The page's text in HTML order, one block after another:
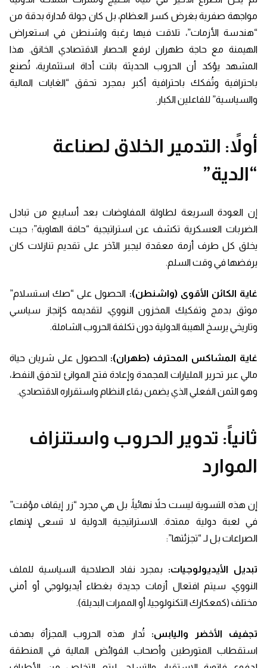
مواجهة صفرية بغرض كسر العظام، بل كان جولة مُدارة بدقة من
“هندسة الأزمات”، تلاقت فيها رغبة واشنطن في استعراض
الهيمنة مع حاجة طهران لرفع الحصار الاقتصادي الخانق. هذا
المشهد يؤكد أن الحروب الحديثة باتت أداة استثمارية، تُصنع
باحترافية وتُفكك باحترافية أكبر بمجرد تحقق “الغايات المالية
والسياسية” للفاعلين الكبار.
أولاً: التدمير الخلاق لصناعة
“الدية”
إن العودة السريعة لطاولة المفاوضات بعد أسابيع من تبادل
الضربات العسكرية تكشف عن استراتيجية “حافة الهاوية”؛ حيث
يخلق كل طرف أزمة معقدة ليجبر الآخر على تقديم تنازلات كان
يرفضها في وقت السلم.
غاية الكائن الأقوى (واشنطن): الحصول على “صك استسلام”
موثق بدمج وتفكيك المخزون النووي، لتقديمه كإنجاز سياسي
وتاريخي يرسخ الهيبة الدولية دون تكلفة الحروب الشاملة.
غاية المشاكس المحترف (طهران): الحصول على شريان حياة
مالي عبر تحرير المليارات المجمدة وإعادة فتح الموانئ لتدفق النفط،
وهو الثمن الفعلي الذي يضمن بقاء النظام واستقراره الاقتصادي.
ثانياً: تدوير الحروب واستنزاف
الموارد
إن هذه التسوية ليست حلاً نهائياً، بل هي مجرد “زر إيقاف مؤقت”
في لعبة دولية ممتدة. الاستراتيجية الدولية لا تسعى لإنهاء
الصراعات بل لـ “تجزئتها”:
تبديل الأيديولوجيات: بمجرد نفاد الصلاحية السياسية للملف
النووي، سيتم افتعال أزمات جديدة بغطاء أيديولوجي أو أمني
مختلف (كمعكارك التكنولوجيا، أو الممرات البديلة).
تجفيف الأخضر واليابس: تُدار هذه الحروب المجزأة بهدف
استقطاب المتورطين وأصحاب الفوائض المالية في المنطقة